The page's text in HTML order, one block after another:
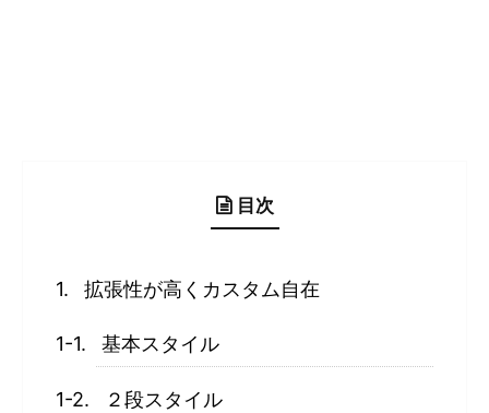
目次
拡張性が高くカスタム自在
基本スタイル
２段スタイル